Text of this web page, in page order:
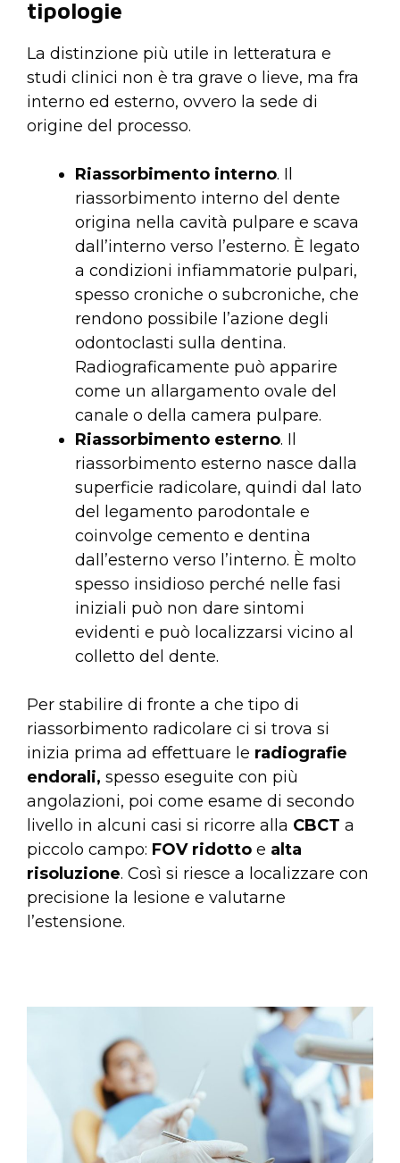
tipologie
La distinzione più utile in letteratura e
studi clinici non è tra grave o lieve, ma fra
interno ed esterno, ovvero la sede di
origine del processo.
Riassorbimento interno. Il
riassorbimento interno del dente
origina nella cavità pulpare e scava
dall’interno verso l’esterno. È legato
a condizioni infiammatorie pulpari,
spesso croniche o subcroniche, che
rendono possibile l’azione degli
odontoclasti sulla dentina.
Radiograficamente può apparire
come un allargamento ovale del
canale o della camera pulpare.
Riassorbimento esterno. Il
riassorbimento esterno nasce dalla
superficie radicolare, quindi dal lato
del legamento parodontale e
coinvolge cemento e dentina
dall’esterno verso l’interno. È molto
spesso insidioso perché nelle fasi
iniziali può non dare sintomi
evidenti e può localizzarsi vicino al
colletto del dente.
Per stabilire di fronte a che tipo di
riassorbimento radicolare ci si trova si
inizia prima ad effettuare le radiografie
endorali, spesso eseguite con più
angolazioni, poi come esame di secondo
livello in alcuni casi si ricorre alla CBCT a
piccolo campo: FOV ridotto e alta
risoluzione. Così si riesce a localizzare con
precisione la lesione e valutarne
l’estensione.